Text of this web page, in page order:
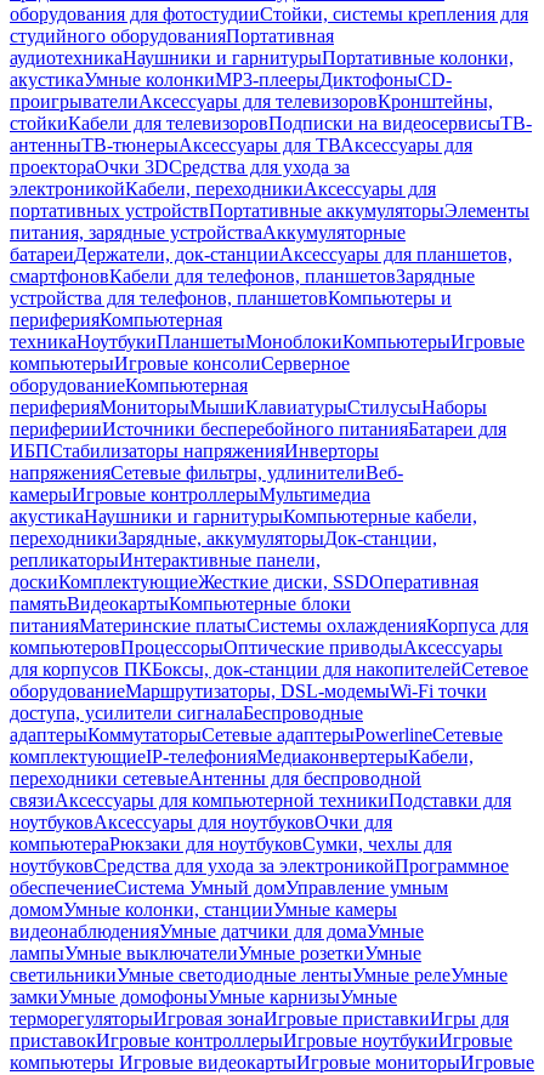
оборудования для фотостудииСтойки, системы крепления для
студийного оборудованияПортативная
аудиотехникаНаушники и гарнитурыПортативные колонки,
акустикаУмные колонкиMP3-плеерыДиктофоныCD-
проигрывателиАксессуары для телевизоровКронштейны,
стойкиКабели для телевизоровПодписки на видеосервисыТВ-
антенныТВ-тюнерыАксессуары для ТВАксессуары для
проектораОчки 3DСредства для ухода за
электроникойКабели, переходникиАксессуары для
портативных устройствПортативные аккумуляторыЭлементы
питания, зарядные устройстваАккумуляторные
батареиДержатели, док-станцииАксессуары для планшетов,
смартфоновКабели для телефонов, планшетовЗарядные
устройства для телефонов, планшетовКомпьютеры и
периферияКомпьютерная
техникаНоутбукиПланшетыМоноблокиКомпьютерыИгровые
компьютерыИгровые консолиСерверное
оборудованиеКомпьютерная
периферияМониторыМышиКлавиатурыСтилусыНаборы
периферииИсточники бесперебойного питанияБатареи для
ИБПСтабилизаторы напряженияИнверторы
напряженияСетевые фильтры, удлинителиВеб-
камерыИгровые контроллерыМультимедиа
акустикаНаушники и гарнитурыКомпьютерные кабели,
переходникиЗарядные, аккумуляторыДок-станции,
репликаторыИнтерактивные панели,
доскиКомплектующиеЖесткие диски, SSDОперативная
памятьВидеокартыКомпьютерные блоки
питанияМатеринские платыСистемы охлажденияКорпуса для
компьютеровПроцессорыОптические приводыАксессуары
для корпусов ПКБоксы, док-станции для накопителейСетевое
оборудованиеМаршрутизаторы, DSL-модемыWi-Fi точки
доступа, усилители сигналаБеспроводные
адаптерыКоммутаторыСетевые адаптерыPowerlineСетевые
комплектующиеIP-телефонияМедиаконвертерыКабели,
переходники сетевыеАнтенны для беспроводной
связиАксессуары для компьютерной техникиПодставки для
ноутбуковАксессуары для ноутбуковОчки для
компьютераРюкзаки для ноутбуковСумки, чехлы для
ноутбуковСредства для ухода за электроникойПрограммное
обеспечениеСистема Умный домУправление умным
домомУмные колонки, станцииУмные камеры
видеонаблюденияУмные датчики для домаУмные
лампыУмные выключателиУмные розеткиУмные
светильникиУмные светодиодные лентыУмные релеУмные
замкиУмные домофоныУмные карнизыУмные
терморегуляторыИгровая зонаИгровые приставкиИгры для
приставокИгровые контроллерыИгровые ноутбукиИгровые
компьютеры Игровые видеокартыИгровые мониторыИгровые